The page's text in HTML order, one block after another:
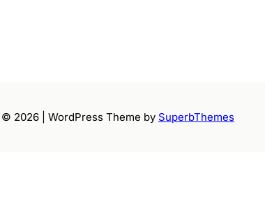
2026 | WordPress Theme by SuperbThemes